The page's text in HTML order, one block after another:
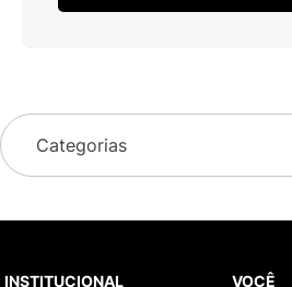
Categorias
INSTITUCIONAL VOCÊ